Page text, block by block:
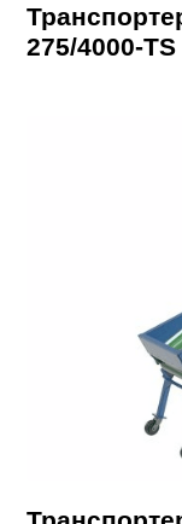
275/4000-TS